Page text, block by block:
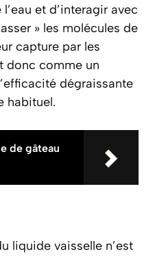
et d’interagir avec
» les molécules de
capture par les
donc comme un
dégraissante
habituel.
de gâteau
liquide vaisselle n’est